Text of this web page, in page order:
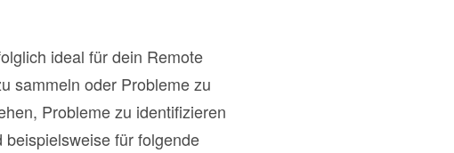
ideal für dein Remote
sammeln oder Probleme zu
Probleme zu identifizieren
für folgende